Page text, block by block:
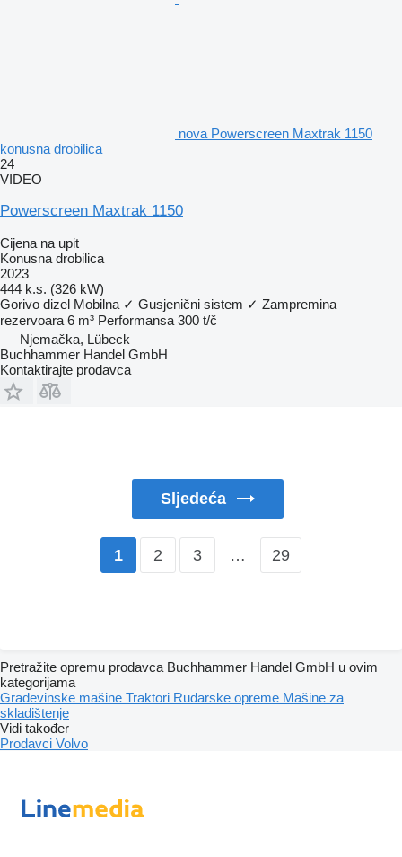
nova Powerscreen Maxtrak 1150
konusna drobilica
24
VIDEO
Powerscreen Maxtrak 1150
Cijena na upit
Konusna drobilica
2023
444 k.s. (326 kW)
Gorivo dizel Mobilna ✓ Gusjenični sistem ✓ Zampremina
rezervoara 6 m³ Performansa 300 t/č
Njemačka, Lübeck
Buchhammer Handel GmbH
Kontaktirajte prodavca
Sljedeća
1 2 3 … 29
Pretražite opremu prodavca Buchhammer Handel GmbH u ovim
kategorijama
Građevinske mašine Traktori Rudarske opreme Mašine za
skladištenje
Vidi također
Prodavci Volvo